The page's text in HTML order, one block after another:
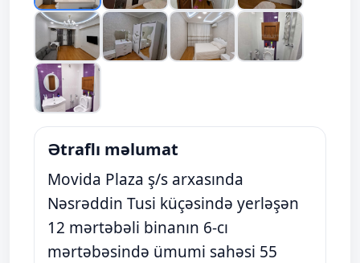
Ətraflı məlumat
Movida Plaza ş/s arxasında
Nəsrəddin Tusi küçəsində yerləşən
12 mərtəbəli binanın 6-cı
mərtəbəsində ümumi sahəsi 55